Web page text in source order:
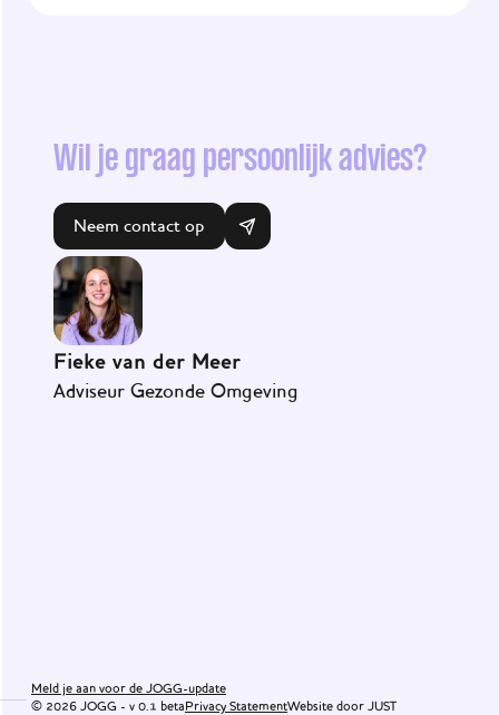
Wil je graag persoonlijk advies?
Neem contact op
Fieke van der Meer
Adviseur Gezonde Omgeving
© 2026 JOGG - v 0.1 betaPrivacy StatementWebsite door JUST
Meld je aan voor de JOGG-update